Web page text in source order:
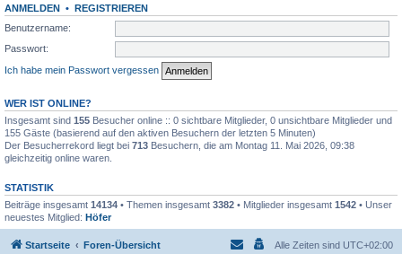
ANMELDEN • REGISTRIEREN
Benutzername:
Passwort:
Ich habe mein Passwort vergessen
WER IST ONLINE?
Insgesamt sind 155 Besucher online :: 0 sichtbare Mitglieder, 0 unsichtbare Mitglieder und
155 Gäste (basierend auf den aktiven Besuchern der letzten 5 Minuten)
Der Besucherrekord liegt bei 713 Besuchern, die am Montag 11. Mai 2026, 09:38
gleichzeitig online waren.
STATISTIK
Beiträge insgesamt 14134 • Themen insgesamt 3382 • Mitglieder insgesamt 1542 • Unser
neuestes Mitglied: Höfer
Startseite Foren-Übersicht Alle Zeiten sind UTC+02:00